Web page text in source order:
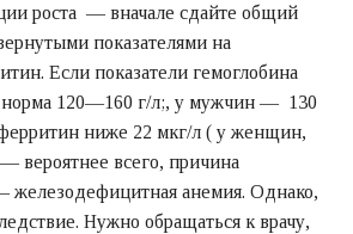
роста — вначале сдайте общий
показателями на
Если показатели гемоглобина
120—160 г/л;, у мужчин — 130
ниже 22 мкг/л ( у женщин,
вероятнее всего, причина
железодефицитная анемия. Однако,
Нужно обращаться к врачу,